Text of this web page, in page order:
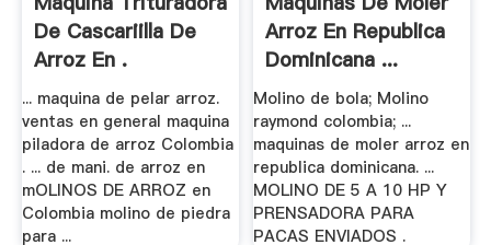
De Cascariilla De
Arroz En .
... maquina de pelar arroz.
ventas en general maquina
piladora de arroz Colombia
. ... de mani. de arroz en
mOLINOS DE ARROZ en
Colombia molino de piedra
para ...
Arroz En Republica
Dominicana ...
Molino de bola; Molino
raymond colombia; ...
maquinas de moler arroz en
republica dominicana. ...
MOLINO DE 5 A 10 HP Y
PRENSADORA PARA
PACAS ENVIADOS .